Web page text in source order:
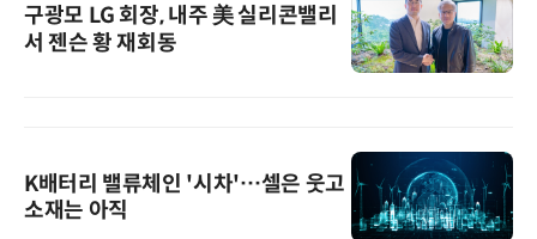
구광모 LG 회장, 내주 美 실리콘밸리
서 젠슨 황 재회동
K배터리 밸류체인 '시차'…셀은 웃고
소재는 아직